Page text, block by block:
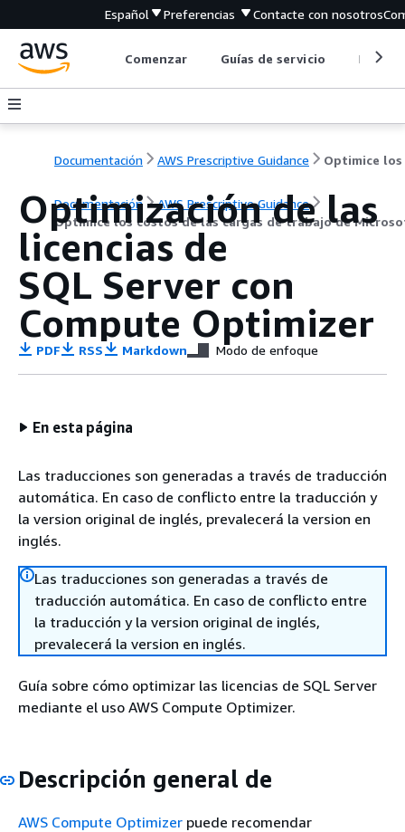
Español Preferencias Contacte con nosotros
Comenzar Guías de servicio
Documentación AWS Prescriptive Guidance
Documentación
AWS Prescriptive Guidance
Optimice los costos de las cargas de trabajo de
Optimización de las
licencias de
SQL Server con
Compute Optimizer
PDF RSS Markdown Modo de enfoque
En esta página
Las traducciones son generadas a través de traducción
automática. En caso de conflicto entre la traducción y
la version original de inglés, prevalecerá la version en
inglés.
Las traducciones son generadas a través de
traducción automática. En caso de conflicto entre
la traducción y la version original de inglés,
prevalecerá la version en inglés.
Guía sobre cómo optimizar las licencias de SQL Server
mediante el uso AWS Compute Optimizer.
Descripción general de
AWS Compute Optimizer puede recomendar